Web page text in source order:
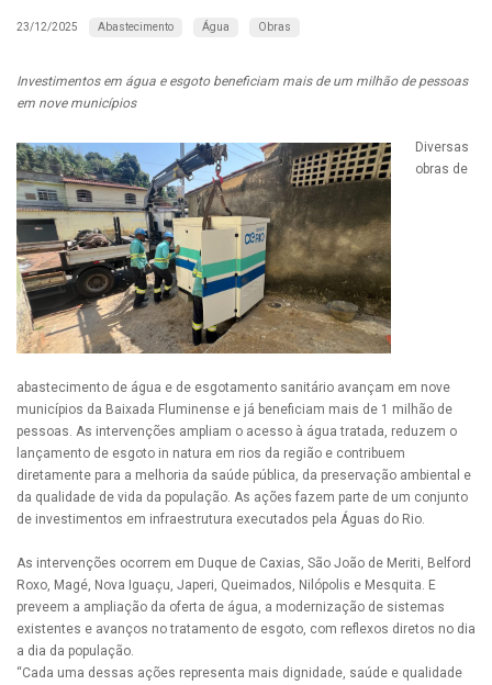
23/12/2025 Abastecimento Água Obras
Investimentos em água e esgoto beneficiam mais de um milhão de pessoas
em nove municípios
Diversas
obras de
abastecimento de água e de esgotamento sanitário avançam em nove
municípios da Baixada Fluminense e já beneficiam mais de 1 milhão de
pessoas. As intervenções ampliam o acesso à água tratada, reduzem o
lançamento de esgoto in natura em rios da região e contribuem
diretamente para a melhoria da saúde pública, da preservação ambiental e
da qualidade de vida da população. As ações fazem parte de um conjunto
de investimentos em infraestrutura executados pela Águas do Rio.
As intervenções ocorrem em Duque de Caxias, São João de Meriti, Belford
Roxo, Magé, Nova Iguaçu, Japeri, Queimados, Nilópolis e Mesquita. E
preveem a ampliação da oferta de água, a modernização de sistemas
existentes e avanços no tratamento de esgoto, com reflexos diretos no dia
a dia da população.
“Cada uma dessas ações representa mais dignidade, saúde e qualidade